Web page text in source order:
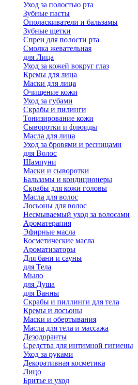
Уход за полостью рта
Зубные пасты
Ополаскиватели и бальзамы
Зубные щетки
Спреи для полости рта
Смолка жевательная
для Лица
Уход за кожей вокруг глаз
Кремы для лица
Маски для лица
Очищение кожи
Уход за губами
Скрабы и пилинги
Тонизирование кожи
Сыворотки и флюиды
Масла для лица
Уход за бровями и ресницами
для Волос
Шампуни
Маски и сыворотки
Бальзамы и кондиционеры
Скрабы для кожи головы
Масла для волос
Лосьоны для волос
Несмываемый уход за волосами
Ароматерапия
Эфирные масла
Косметические масла
Ароматизаторы
Для бани и сауны
для Тела
Мыло
для Душа
для Ванны
Скрабы и пиллинги для тела
Кремы и лосьоны
Маски и обертывания
Масла для тела и массажа
Дезодоранты
Средства для интимной гигиены
Уход за руками
Декоративная косметика
Лицо
Бритье и уход